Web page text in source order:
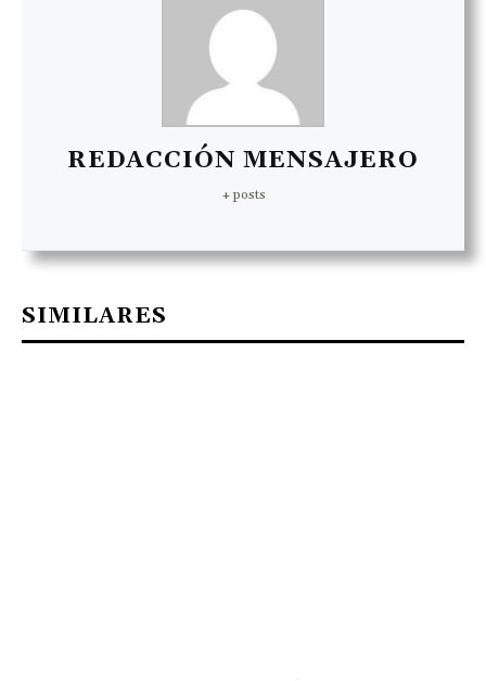
REDACCIÓN MENSAJERO
+ posts
SIMILARES